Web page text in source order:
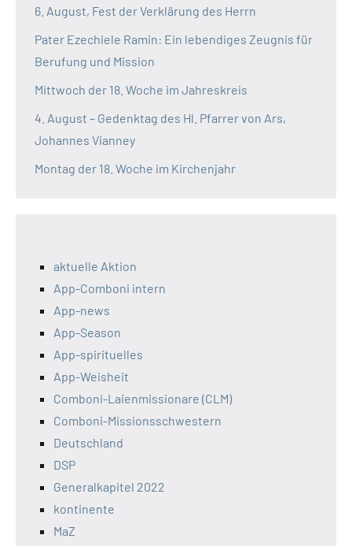
6. August, Fest der Verklärung des Herrn
Pater Ezechiele Ramin: Ein lebendiges Zeugnis für
Berufung und Mission
Mittwoch der 18. Woche im Jahreskreis
4. August – Gedenktag des Hl. Pfarrer von Ars,
Johannes Vianney
Montag der 18. Woche im Kirchenjahr
aktuelle Aktion
App-Comboni intern
App-news
App-Season
App-spirituelles
App-Weisheit
Comboni-Laienmissionare (CLM)
Comboni-Missionsschwestern
Deutschland
DSP
Generalkapitel 2022
kontinente
MaZ